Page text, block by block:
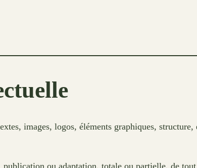
images, logos, éléments graphiques,
ou adaptation, totale ou partielle, de